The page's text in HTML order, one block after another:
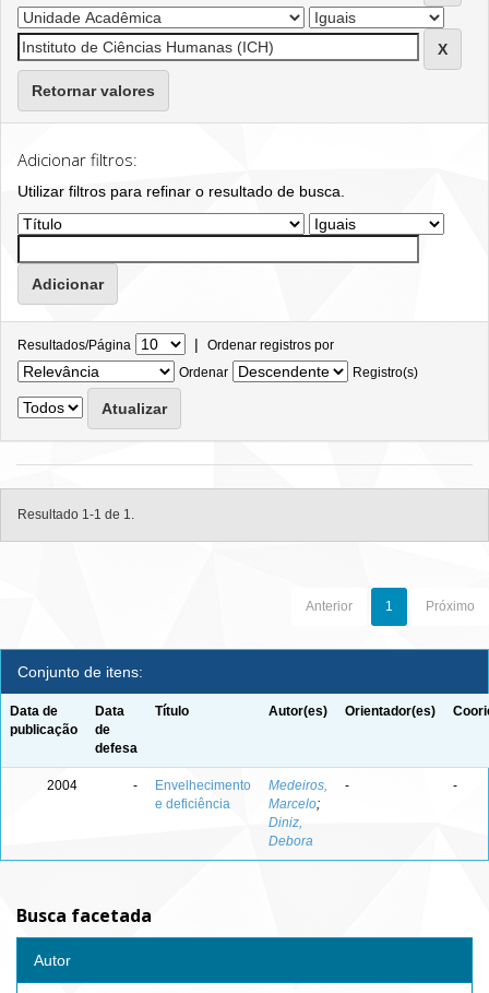
Retornar valores
Adicionar filtros:
Utilizar filtros para refinar o resultado de busca.
Resultados/Página | Ordenar registros por
Ordenar
Registro(s)
Resultado 1-1 de 1.
Anterior 1 Próximo
Conjunto de itens:
Data de
publicação
Data
de
defesa
Título Autor(es) Orientador(es)
2004 -
Envelhecimento
e deficiência
Medeiros,
Marcelo;
Diniz,
Debora
- -
Busca facetada
Autor